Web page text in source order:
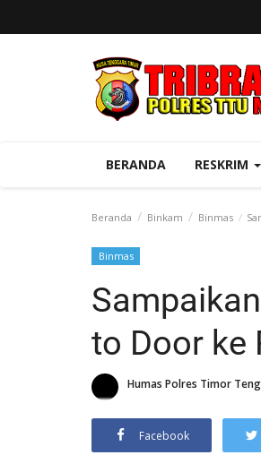
BERANDA RESKRIM
Beranda Binkam Binmas
Binmas
to Door ke
Humas Polres Timor
Facebook